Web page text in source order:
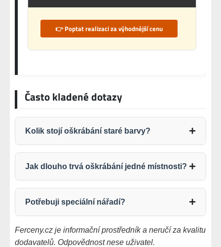
👉 Poptat realizaci za výhodnější cenu
Často kladené dotazy
Kolik stojí oškrábání staré barvy?
Jak dlouho trvá oškrábání jedné místnosti?
Potřebuji speciální nářadí?
Ferceny.cz je informační prostředník a neručí za kvalitu
dodavatelů. Odpovědnost nese uživatel.